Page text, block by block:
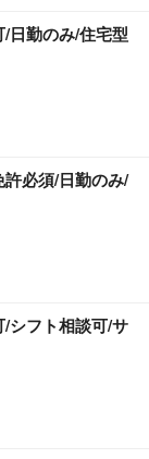
/日勤のみ/住宅型
許必須/日勤のみ/
/シフト相談可/サ